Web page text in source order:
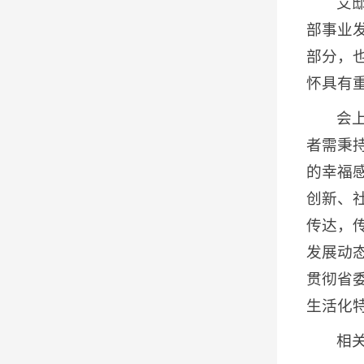
部事业
部分，
怀具有
会
者需秉
的幸福
创新、
传达，
发展动
贯彻省
生活化
相